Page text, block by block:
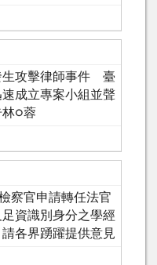
生攻擊律師事件 臺
成立專案小組並聲
林○蓉
察官申請轉任法官
資識別身分之學經
各界踴躍提供意見